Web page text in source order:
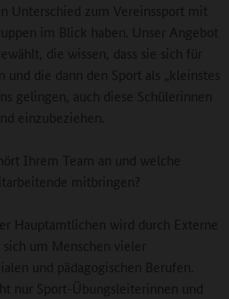
Unterschied zum Vereinssport mit
im Blick haben. Unser Angebot
die wissen, dass sie sich für
die dann den Sport als „kleinstes
gelingen, auch diese Schülerinnen
einzubeziehen.
Ihrem Team an und welche
mitbringen?
Hauptamtlichen wird durch Externe
um Menschen vieler
und pädagogischen Berufen.
nur Sport-Übungsleiterinnen und